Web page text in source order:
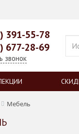
391-55-78
677-28-69
звонок
Мебель